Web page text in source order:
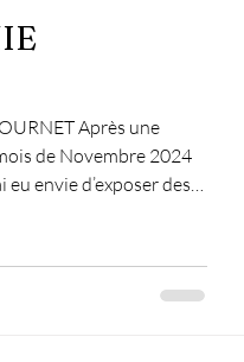
de Novembre 2024
envie d’exposer des
B